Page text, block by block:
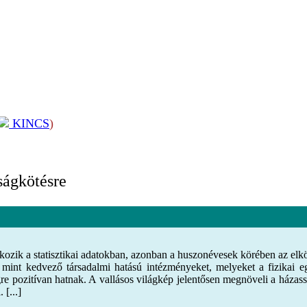
KINCS)
a statisztikai adatokban, azonban a huszonévesek körében az
kedvező társadalmi hatású intézményeket, melyeket a fizikai
pozitívan hatnak. A vallásos világkép jelentősen megnöveli a
[...]